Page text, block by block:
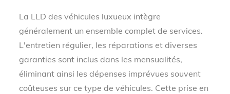
La LLD des véhicules luxueux intègre
généralement un ensemble complet de services.
L'entretien régulier, les réparations et diverses
garanties sont inclus dans les mensualités,
éliminant ainsi les dépenses imprévues souvent
coûteuses sur ce type de véhicules. Cette prise en